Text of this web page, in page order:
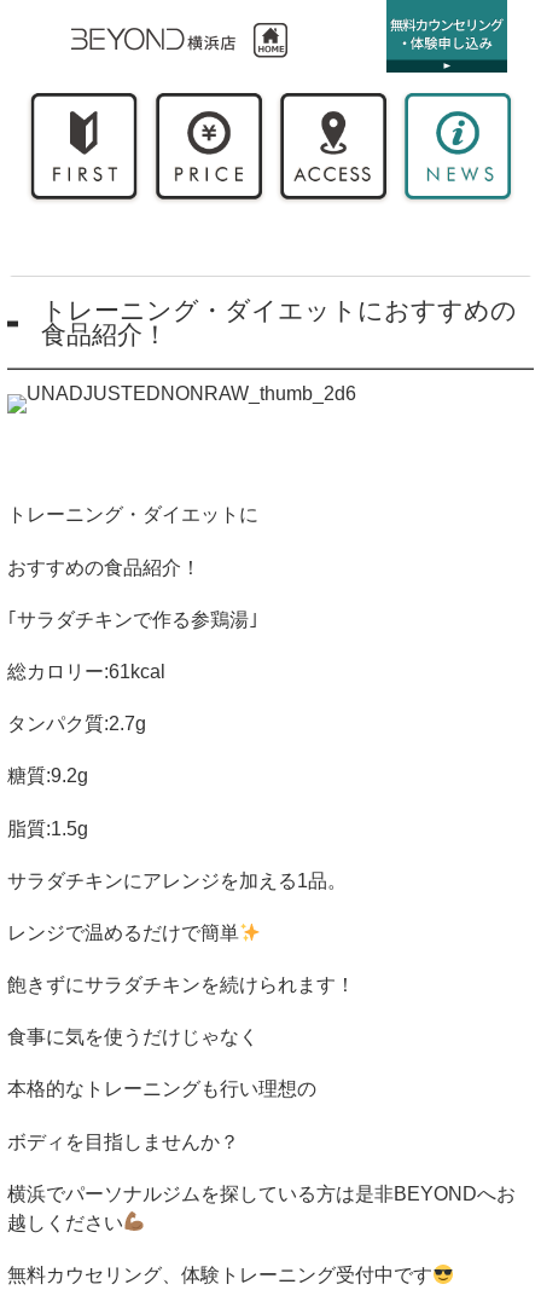
トレーニング・ダイエットにおすすめの
食品紹介！
トレーニング・ダイエットに
おすすめの食品紹介！
｢サラダチキンで作る参鶏湯｣
総カロリー:61kcal
タンパク質:2.7g
糖質:9.2g
脂質:1.5g
サラダチキンにアレンジを加える1品。
レンジで温めるだけで簡単
飽きずにサラダチキンを続けられます！
食事に気を使うだけじゃなく
本格的なトレーニングも行い理想の
ボディを目指しませんか？
横浜でパーソナルジムを探している方は是非BEYONDへお
越しください
無料カウセリング、体験トレーニング受付中です